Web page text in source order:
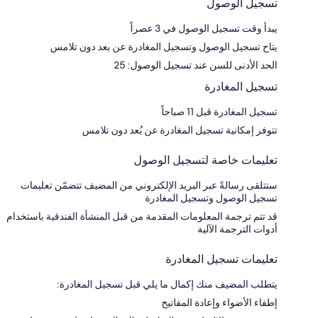
تسجيل الوصول
يبدأ وقت تسجيل الوصول في 3 عصراً
يتاح تسجيل الوصول وتسجيل المغادرة عن بعد دون تلامس
الحد الأدنى للسن عند تسجيل الوصول: 25
تسجيل المغادرة
تسجيل المغادرة قبل 11 صباحاً
تتوفر إمكانية تسجيل المغادرة عن بُعد دون تلامس
تعليمات خاصة لتسجيل الوصول
ستتلقى رسالةً عبر البريد الإلكتروني من المضيف تتضمّن تعليمات
تسجيل الوصول وتسجيل المغادرة
قد تتم ترجمة المعلومات المقدمة من قبل المنشأة الفندقية باستخدام
أدوات الترجمة الآلية
تعليمات تسجيل المغادرة
يتطلب المضيف منك إكمال ما يلي قبل تسجيل المغادرة:
إطفاء الأضواء وإعادة المفاتيح